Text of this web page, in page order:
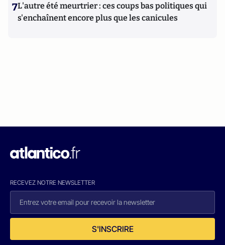
7L'autre été meurtrier : ces coups bas politiques qui
s'enchaînent encore plus que les canicules
RECEVEZ NOTRE NEWSLETTER
S'INSCRIRE